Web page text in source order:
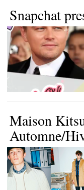
Snapchat
Maison
Automne/